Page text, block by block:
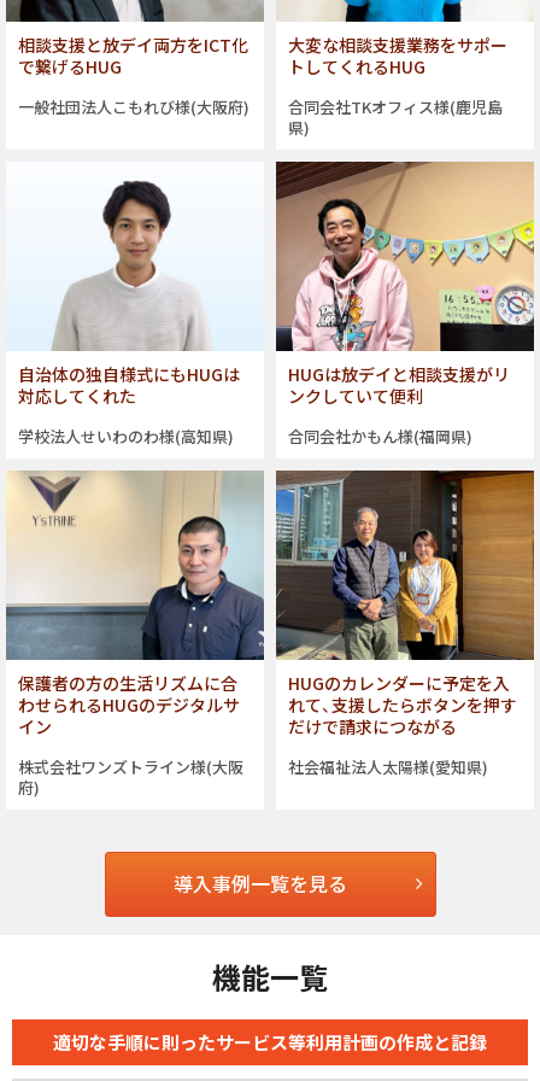
相談支援と放デイ両方をICT化
で繋げるHUG
一般社団法人こもれび様(大阪府)
大変な相談支援業務をサポー
トしてくれるHUG
合同会社TKオフィス様(鹿児島
県)
自治体の独自様式にもHUGは
対応してくれた
学校法人せいわのわ様(高知県)
HUGは放デイと相談支援がリ
ンクしていて便利
合同会社かもん様(福岡県)
保護者の方の生活リズムに合
わせられるHUGのデジタルサ
イン
株式会社ワンズトライン様(大阪
府)
HUGのカレンダーに予定を入
れて、支援したらボタンを押す
だけで請求につながる
社会福祉法人太陽様(愛知県)
導入事例一覧を見る
機能一覧
適切な手順に則ったサービス等利用計画の作成と記録